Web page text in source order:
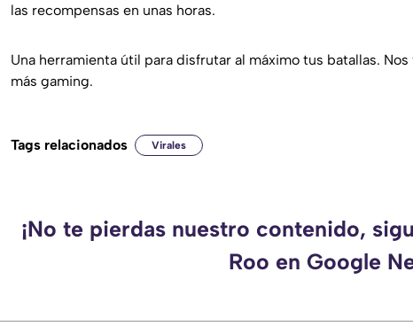
las recompensas en unas horas.
Una herramienta útil para disfrutar al máximo tus batallas. Nos
más gaming.
Tags relacionados Virales
¡No te pierdas nuestro contenido,
Roo en Google